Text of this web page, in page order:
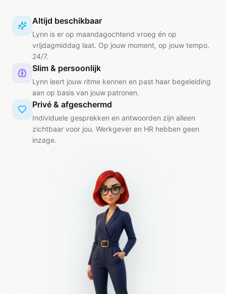
Altijd beschikbaar
Lynn is er op maandagochtend vroeg én op
vrijdagmiddag laat. Op jouw moment, op jouw tempo.
24/7.
Slim & persoonlijk
Lynn leert jouw ritme kennen en past haar begeleiding
aan op basis van jouw patronen.
Privé & afgeschermd
Individuele gesprekken en antwoorden zijn alleen
zichtbaar voor jou. Werkgever en HR hebben geen
inzage.